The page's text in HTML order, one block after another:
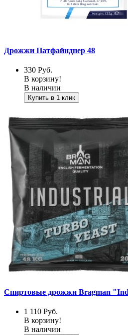
Дрожжи Патфайнднер 48
330 Руб.
В корзину!
В наличии
Купить в 1 клик
Спиртовые дрожжи Bragman
1 110 Руб.
В корзину!
В наличии